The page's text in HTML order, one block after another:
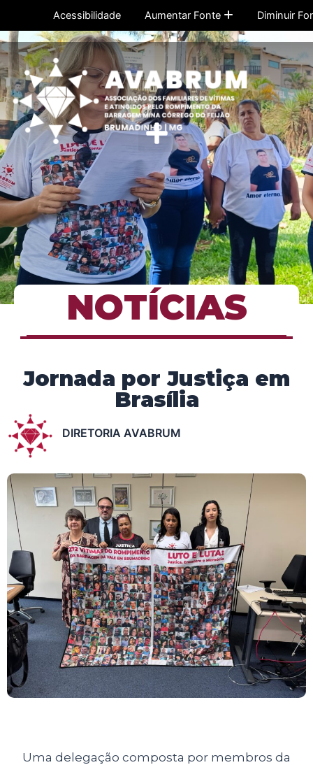
o
conteúdo
Acessibilidade Aumentar Fonte Diminuir
Menu
NOTÍCIAS
Jornada por Justiça em
Brasília
DIRETORIA AVABRUM
Uma delegação composta por membros da